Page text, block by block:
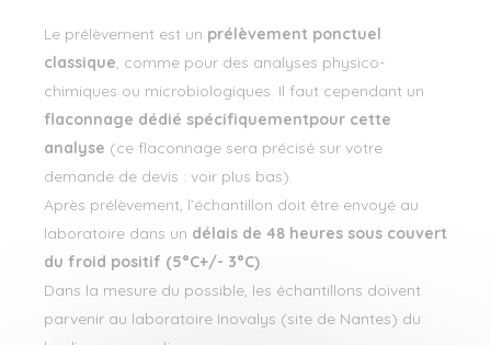
Le prélèvement est un prélèvement ponctuel
classique, comme pour des analyses physico-
chimiques ou microbiologiques. Il faut cependant un
flaconnage dédié spécifiquementpour cette
analyse (ce flaconnage sera précisé sur votre
demande de devis : voir plus bas).
Après prélèvement, l’échantillon doit être envoyé au
laboratoire dans un délais de 48 heures sous couvert
du froid positif (5°C+/- 3°C).
Dans la mesure du possible, les échantillons doivent
parvenir au laboratoire Inovalys (site de Nantes) du